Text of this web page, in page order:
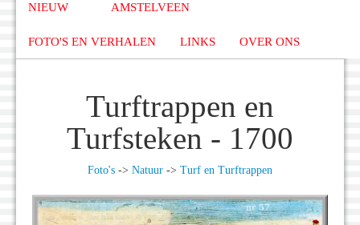
NIEUW AMSTELVEEN
FOTO'S EN VERHALEN LINKS OVER ONS
Turftrappen en
Turfsteken - 1700
Foto's -> Natuur -> Turf en Turftrappen